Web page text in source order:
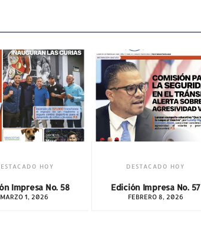
HOY
Impresa No. 57
FEBRERO 8, 2026
DESTACADO HOY
Edición Impresa No. 61
JUNIO 14, 2026